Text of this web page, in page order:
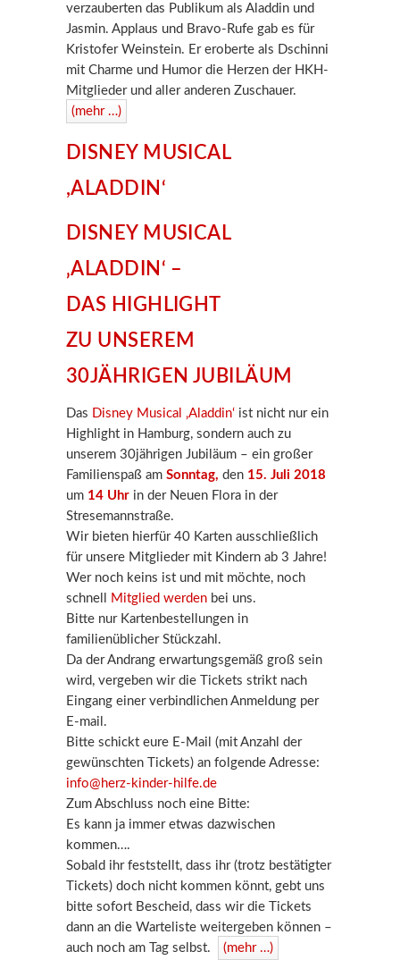
verzauberten das Publikum als Aladdin und
Jasmin. Applaus und Bravo-Rufe gab es für
Kristofer Weinstein. Er eroberte als Dschinni
mit Charme und Humor die Herzen der HKH-
Mitglieder und aller anderen Zuschauer.
(mehr …)
DISNEY MUSICAL
,ALADDIN‘
DISNEY MUSICAL
‚ALADDIN‘ –
DAS HIGHLIGHT
ZU UNSEREM
30JÄHRIGEN JUBILÄUM
Das Disney Musical ‚Aladdin‘ ist nicht nur ein
Highlight in Hamburg, sondern auch zu
unserem 30jährigen Jubiläum – ein großer
Familienspaß am Sonntag, den 15. Juli 2018
um 14 Uhr in der Neuen Flora in der
Stresemannstraße.
Wir bieten hierfür 40 Karten ausschließlich
für unsere Mitglieder mit Kindern ab 3 Jahre!
Wer noch keins ist und mit möchte, noch
schnell
Mitglied werden bei uns.
Bitte nur Kartenbestellungen in
familienüblicher Stückzahl.
Da der Andrang erwartungsgemäß groß sein
wird, vergeben wir die Tickets strikt nach
Eingang einer verbindlichen Anmeldung per
E-mail.
Bitte schickt eure E-Mail (mit Anzahl der
gewünschten Tickets) an folgende Adresse:
info@herz-kinder-hilfe.de
Zum Abschluss noch eine Bitte:
Es kann ja immer etwas dazwischen
kommen….
Sobald ihr feststellt, dass ihr (trotz bestätigter
Tickets) doch nicht kommen könnt, gebt uns
bitte sofort Bescheid, dass wir die Tickets
dann an die Warteliste weitergeben können –
auch noch am Tag selbst.
(mehr …)